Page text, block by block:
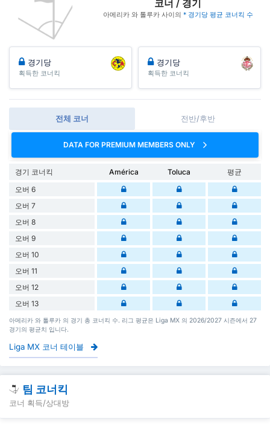
코너 / 경기
아메리카 와 톨루카 사이의 * 경기당 평균 코너킥 수
경기당
획득한 코너킥
경기당
획득한 코너킥
전체 코너 전반/후반
DATA FOR PREMIUM MEMBERS ONLY
경기 코너킥 América Toluca
평균
오버 6
오버 7
오버 8
오버 9
오버 10
오버 11
오버 12
오버 13
아메리카 와 톨루카 의 경기 총 코너킥 수. 리그 평균은 Liga MX 의 2026/2027 시즌에서 27
경기의 평균치 입니다.
Liga MX 코너 테이블
팀 코너킥
코너 획득/상대방